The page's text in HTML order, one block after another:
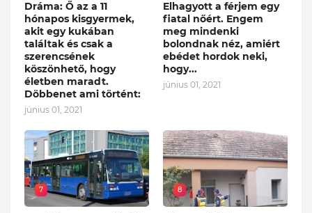
Dráma: Ő az a 11
hónapos kisgyermek,
akit egy kukában
találtak és csak a
szerencsének
köszönhető, hogy
életben maradt.
Döbbenet ami történt:
június 01, 2021
Elhagyott a férjem egy
fiatal nőért. Engem
meg mindenki
bolondnak néz, amiért
ebédet hordok neki,
hogy...
június 01, 2021
7 8